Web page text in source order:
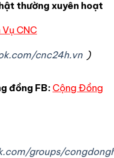
thường xuyên hoạt
CNC
cnc24h.vn )
đồng FB: Cộng Đồng
groups/